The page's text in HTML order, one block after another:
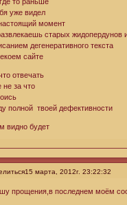
уже видел
момент
старых жидопердунов
дегенеративного текста
сайте
отвечать
не за что
полной твоей дефективности
видно будет
15 марта, 2012г. 23:22:32
прощения,в последнем моём